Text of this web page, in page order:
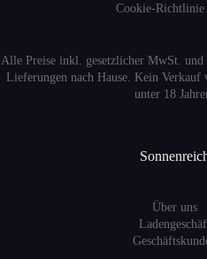
Cookie-
Alle Preise inkl. gesetzlicher MwSt. und
Lieferungen nach Hause. Kein
unter 18
Über uns